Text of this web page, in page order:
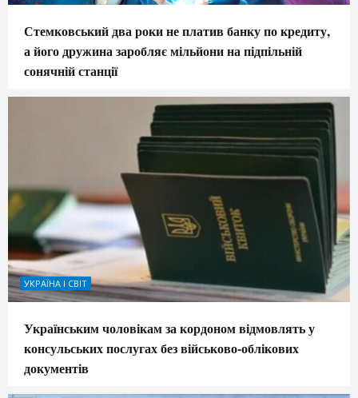
Стемковський два роки не платив банку по кредиту,
а його дружина заробляє мільйони на підпільній
сонячній станції
УКРАЇНА І СВІТ
Українським чоловікам за кордоном відмовлять у
консульських послугах без військово-облікових
документів